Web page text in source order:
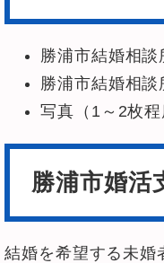
勝浦市結婚相
勝浦市結婚相
写真（1～2枚
勝浦市婚活
結婚を希望する未婚